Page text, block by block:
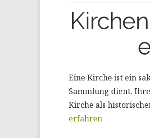
Eine Kirche ist ein
Sammlung dient.
Kirche als
erfahren